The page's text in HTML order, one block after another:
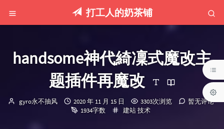
打工人的奶茶铺
handsome神代綺凜式魔改主
题插件再魔改
博
gyro永不抽风
发
布
2020 年 11 月 15 日 3303次浏览
暂无评论
1934字数
分
建站技术